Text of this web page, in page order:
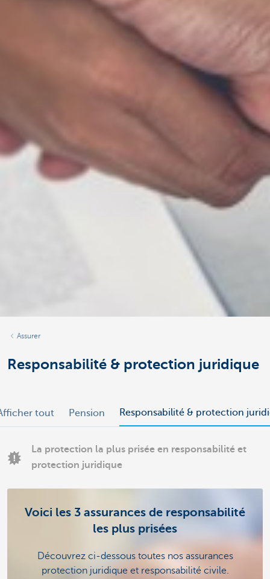
Assurer
Responsabilité & protection juridique
tout Pension Responsabilité & protection
La protection la plus prisée en responsabilité et
protection juridique
Voici les 3 assurances de responsabilité
les plus prisées
Découvrez ci-dessous toutes nos assurances
protection juridique et responsabilité civile.